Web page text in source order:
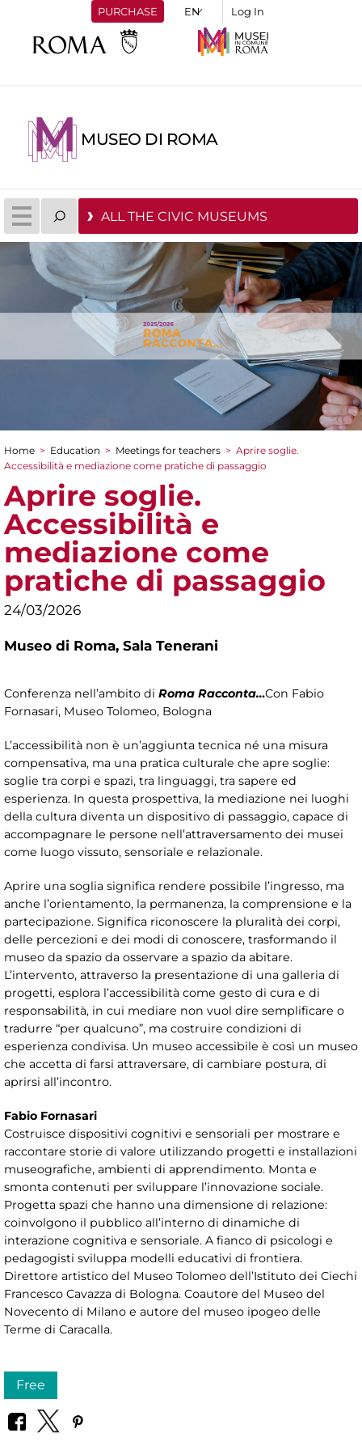
PURCHASE Log In
MUSEO DI ROMA
ALL THE CIVIC MUSEUMS
You are here
Home > Education > Meetings for teachers > Aprire soglie.
Accessibilità e mediazione come pratiche di passaggio
Aprire soglie.
Accessibilità e
mediazione come
pratiche di passaggio
24/03/2026
Museo di Roma, Sala Tenerani
Conferenza nell’ambito di Roma Racconta…Con Fabio
Fornasari, Museo Tolomeo, Bologna
L’accessibilità non è un’aggiunta tecnica né una misura
compensativa, ma una pratica culturale che apre soglie:
soglie tra corpi e spazi, tra linguaggi, tra sapere ed
esperienza. In questa prospettiva, la mediazione nei luoghi
della cultura diventa un dispositivo di passaggio, capace di
accompagnare le persone nell’attraversamento dei musei
come luogo vissuto, sensoriale e relazionale.
Aprire una soglia significa rendere possibile l’ingresso, ma
anche l’orientamento, la permanenza, la comprensione e la
partecipazione. Significa riconoscere la pluralità dei corpi,
delle percezioni e dei modi di conoscere, trasformando il
museo da spazio da osservare a spazio da abitare.
L’intervento, attraverso la presentazione di una galleria di
progetti, esplora l’accessibilità come gesto di cura e di
responsabilità, in cui mediare non vuol dire semplificare o
tradurre “per qualcuno”, ma costruire condizioni di
esperienza condivisa. Un museo accessibile è così un museo
che accetta di farsi attraversare, di cambiare postura, di
aprirsi all’incontro.
Fabio Fornasari
Costruisce dispositivi cognitivi e sensoriali per mostrare e
raccontare storie di valore utilizzando progetti e installazioni
museografiche, ambienti di apprendimento. Monta e
smonta contenuti per sviluppare l’innovazione sociale.
Progetta spazi che hanno una dimensione di relazione:
coinvolgono il pubblico all’interno di dinamiche di
interazione cognitiva e sensoriale. A fianco di psicologi e
pedagogisti sviluppa modelli educativi di frontiera.
Direttore artistico del Museo Tolomeo dell’Istituto dei Ciechi
Francesco Cavazza di Bologna. Coautore del Museo del
Novecento di Milano e autore del museo ipogeo delle
Terme di Caracalla.
Free